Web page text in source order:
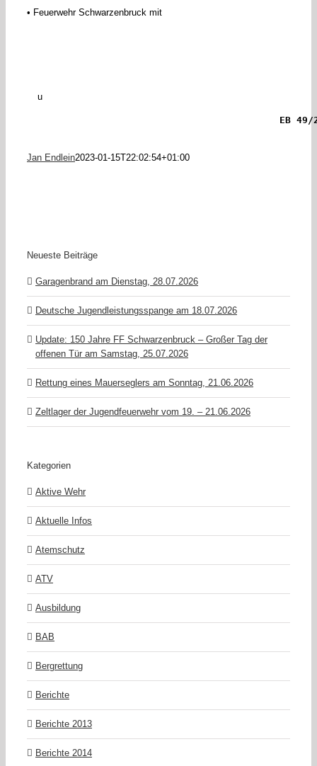
• Feuerwehr Schwarzenbruck mit
u
EB 49/
Jan Endlein2023-01-15T22:02:54+01:00
Neueste Beiträge
Garagenbrand am Dienstag, 28.07.2026
Deutsche Jugendleistungsspange am 18.07.2026
Update: 150 Jahre FF Schwarzenbruck – Großer Tag der
offenen Tür am Samstag, 25.07.2026
Rettung eines Mauerseglers am Sonntag, 21.06.2026
Zeltlager der Jugendfeuerwehr vom 19. – 21.06.2026
Kategorien
Aktive Wehr
Aktuelle Infos
Atemschutz
ATV
Ausbildung
BAB
Bergrettung
Berichte
Berichte 2013
Berichte 2014